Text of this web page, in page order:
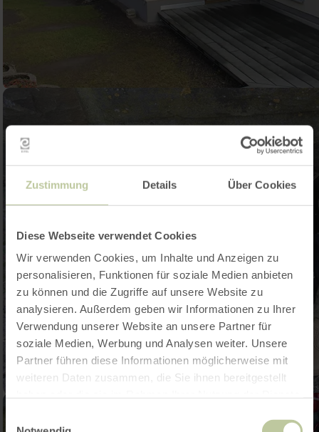
Zustimmung Details Über Cookies
Diese Webseite verwendet Cookies
Wir verwenden Cookies, um Inhalte und Anzeigen zu
personalisieren, Funktionen für soziale Medien anbieten
zu können und die Zugriffe auf unsere Website zu
analysieren. Außerdem geben wir Informationen zu Ihrer
Verwendung unserer Website an unsere Partner für
soziale Medien, Werbung und Analysen weiter. Unsere
Partner führen diese Informationen möglicherweise mit
weiteren Daten zusammen, die Sie ihnen bereitgestellt